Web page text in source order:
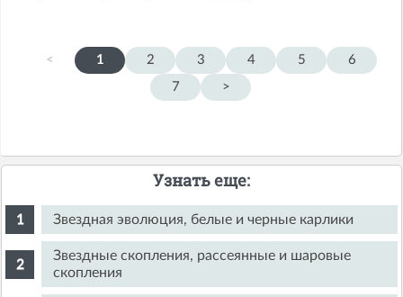
< 1 2 3 4 5
6
7
>
Узнать еще:
Звездная эволюция, белые и черные карлики
Звездные скопления, рассеянные и шаровые
скопления